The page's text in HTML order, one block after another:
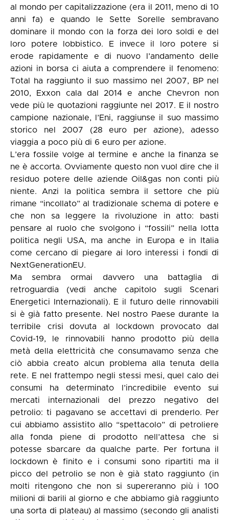
al mondo per capitalizzazione (era il 2011, meno di 10
anni fa) e quando le Sette Sorelle sembravano
dominare il mondo con la forza dei loro soldi e del
loro potere lobbistico. E invece il loro potere si
erode rapidamente e di nuovo l’andamento delle
azioni in borsa ci aiuta a comprendere il fenomeno:
Total
ha raggiunto il suo massimo nel 2007, BPnel
2010, Exxon cala dal 2014 e anche Chevronnon
vede più le quotazioni raggiunte nel 2017. E il nostro
campione nazionale, l’Eni, raggiunse il suo massimo
storico nel 2007 (28 euro per azione), adesso
viaggia a poco più di 6 euro per azione.
L’era fossile volge al termine e anche la finanza se
ne è accorta. Ovviamente questo non vuol dire che il
residuo potere delle aziende Oil&gas non conti più
niente. Anzi la politica sembra il settore che più
rimane “incollato” al tradizionale schema di potere e
che non sa leggere la rivoluzione in atto: basti
pensare al ruolo che svolgono i “fossili” nella lotta
politica negli USA, ma anche in Europa e in Italia
come cercano di piegare ai loro interessi i fondi di
NextGenerationEU.
Ma sembra ormai davvero una battaglia di
retroguardia (vedi anche capitolo sugli Scenari
Energetici Internazionali). E il futuro delle rinnovabili
si è già fatto presente. Nel nostro Paese durante la
terribile crisi dovuta al lockdown provocato dal
Covid-19, le rinnovabili hanno prodotto più della
metà della elettricità che consumavamo senza che
ciò abbia creato alcun problema alla tenuta della
rete. E nel frattempo negli stessi mesi, quel calo dei
consumi ha determinato l’incredibile evento sui
mercati internazionali del prezzo negativo del
petrolio: ti pagavano se accettavi di prenderlo. Per
cui abbiamo assistito allo “spettacolo” di petroliere
alla fonda piene di prodotto nell’attesa che si
potesse sbarcare da qualche parte. Per fortuna il
lockdown è finito e i consumi sono ripartiti ma il
picco del petrolio se non è già stato raggiunto (in
molti ritengono che non si supereranno più i 100
milioni di barili al giorno e che abbiamo già raggiunto
una sorta di plateau) al massimo (secondo gli analisti